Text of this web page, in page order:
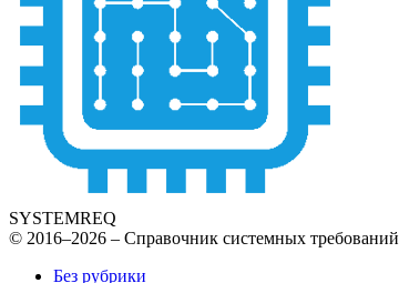
SYSTEMREQ
© 2016–2026 – Справочник системных требований
Без рубрики